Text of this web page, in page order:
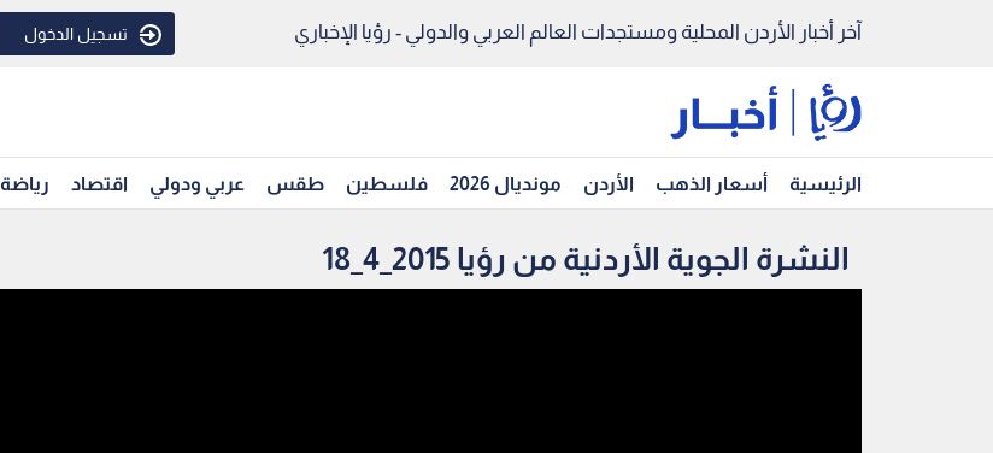
آخر أخبار الأردن المحلية ومستجدات العالم العربي والدولي - رؤيا الإخباري تسجيل الدخول
الرئيسية أسعار الذهب الأردن مونديال 2026 فلسطين طقس عربي ودولي اقتصاد رياضة
النشرة الجوية الأردنية من رؤيا 2015_4_18